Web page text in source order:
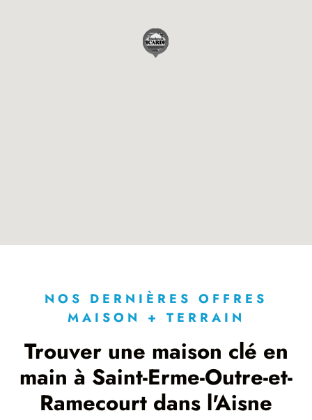
NOS DERNIÈRES OFFRES
MAISON + TERRAIN
Trouver une maison clé en
main à Saint-Erme-Outre-et-
Ramecourt dans l'Aisne